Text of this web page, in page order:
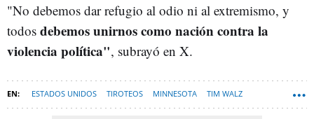
"No debemos dar refugio al odio ni al extremismo, y
todos debemos unirnos como nación contra la
violencia política", subrayó en X.
ESTADOS UNIDOS TIROTEOS MINNESOTA TIM WALZ